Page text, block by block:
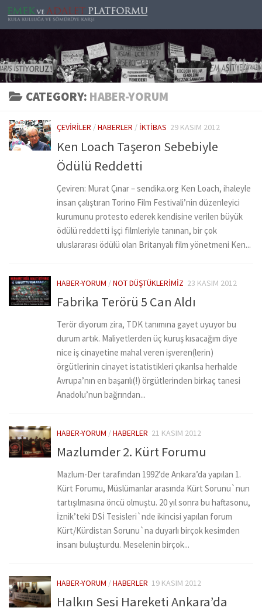
Skip to content
CATEGORY: HABER-YORUM
ÇEVIRILER /HABERLER / İKTIBAS 29 KASIM 2012
Ken Loach Taşeron Sebebiyle
Ödülü Reddetti
Çeviren: Murat Çınar – sendika.org Ken Loach, ihaleyle
insan çalıştıran Torino Film Festivali’nin düzenleyici
kurumunu protesto ederek kendisine verilen büyük
ödülü reddetti İşçi filmleriyle tanınan, bir çok
uluslararası ödülü olan Britanyalı film yönetmeni Ken...
HABER-YORUM /NOT DÜŞTÜKLERIMIZ 23 KASIM 2012
Fabrika Terörü 5 Can Aldı
Terör diyorum zira, TDK tanımına gayet uyuyor bu
durum artık. Maliyetlerden üç kuruş kısacağım diye
nice iş cinayetine mahal veren işveren(lerin)
örgütlerinin cinayet istatistikleri çıkarılsa herhalde
Avrupa’nın en başarılı(!) örgütlerinden birkaç tanesi
Anadolu’nun bağrından...
HABER-YORUM /HABERLER 21 KASIM 2012
Mazlumder 2. Kürt Forumu
Mazlum-Der tarafından 1992’de Ankara’da yapılan 1.
Kürt Forumu, Müslümanlar arasında Kürt Sorunu`nun
tartışılmasına öncü olmuştu. 20 yıl sonra bu haftasonu,
İznik’teki DSİ Tesisleri`nde ikincisi yapılan forum
Kürt/Kürdistan Sorunu`na duyarlı birçok kesimden
insanı buluşturdu. Meselenin birçok...
HABER-YORUM /HABERLER 19 KASIM 2012
Halkın Sesi Hareketi Ankara’da